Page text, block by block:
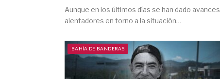
Aunque en los últimos días se han dado avances
alentadores en torno a la situación…
BAHÍA DE BANDERAS